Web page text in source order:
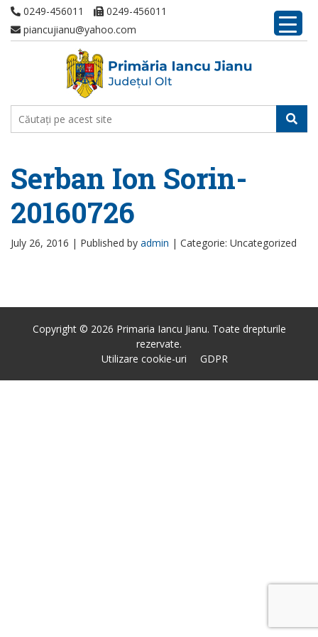
0249-456011
0249-456011
piancujianu@yahoo.com
Serban Ion Sorin-
20160726
July 26, 2016 | Published by admin | Categorie: Uncategorized
Copyright © 2026 Primaria Iancu Jianu. Toate drepturile
rezervate.
Utilizare cookie-uri
GDPR